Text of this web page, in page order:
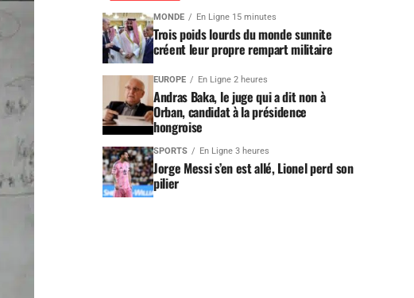
MONDE En Ligne 15 minutes
Trois poids lourds du monde sunnite
créent leur propre rempart militaire
EUROPE En Ligne 2 heures
Andras Baka, le juge qui a dit non à
Orban, candidat à la présidence
hongroise
SPORTS En Ligne 3 heures
Jorge Messi s’en est allé, Lionel perd son
pilier